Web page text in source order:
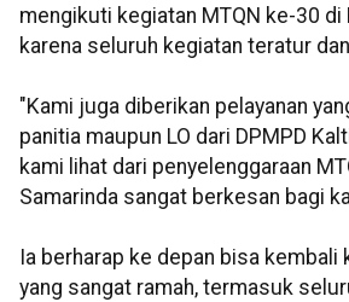
mengikuti kegiatan MTQN ke-30 di
karena seluruh kegiatan teratur
"Kami juga diberikan pelayanan
panitia maupun LO dari DPMPD
kami lihat dari penyelenggaraan
Samarinda sangat berkesan bagi
Ia berharap ke depan bisa kembali
yang sangat ramah, termasuk